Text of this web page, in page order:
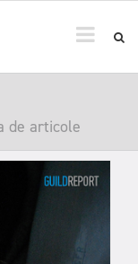
de articole